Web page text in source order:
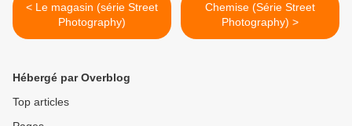
< Le magasin (série Street
Photography)
Chemise (Série Street
Photography) >
Hébergé par Overblog
Top articles